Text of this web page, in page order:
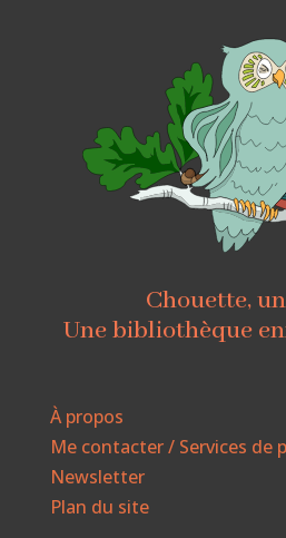
Chouette,
Une bibliothèque
À propos
Me contacter / Services de
Newsletter
Plan du site